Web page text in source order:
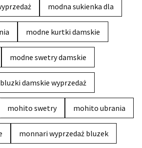
modna sukienka dla
modne kurtki damskie
modne swetry damskie
damskie wyprzedaż
mohito swetry mohito ubrania
monnari wyprzedaż bluzek